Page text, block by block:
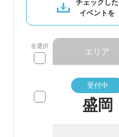
チェックした
イベントを
全選択
エリア
受付中
盛岡